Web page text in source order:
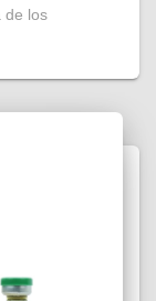
de los